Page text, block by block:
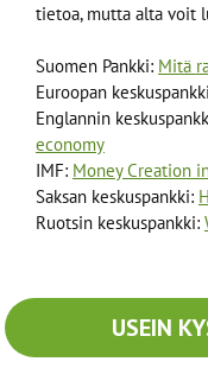
tietoa, mutta alta voit
Suomen Pankki: Mitä
Euroopan
Englannin
economy
IMF: Money Creation
Saksan keskuspankki:
Ruotsin keskuspankki:
USEIN